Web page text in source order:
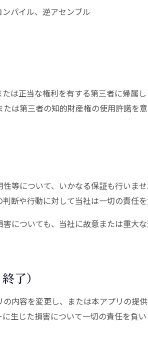
パイル、逆アセンブル
は正当な権利を有する第三者に帰属
は第三者の知的財産権の使用許諾を
等について、いかなる保証も行いま
断や行動に対して当社は一切の責任を
についても、当社に故意または重大
了）
内容を変更し、または本アプリの提
生じた損害について一切の責任を負い